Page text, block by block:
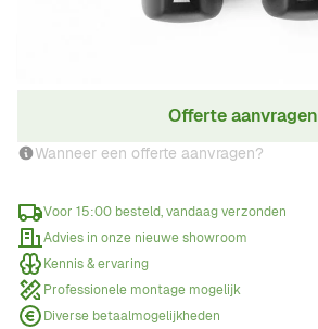
Offerte aanvragen
Wanneer een offerte aanvragen?
Voor 15:00 besteld, vandaag verzonden
Advies in onze nieuwe showroom
Kennis & ervaring
Professionele montage mogelijk
Diverse betaalmogelijkheden